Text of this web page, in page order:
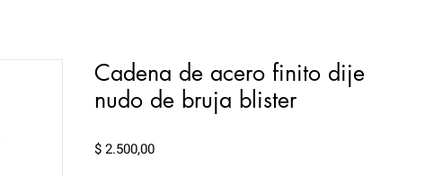
Cadena de acero finito dije
nudo de bruja blister
$ 2.500,00Precio